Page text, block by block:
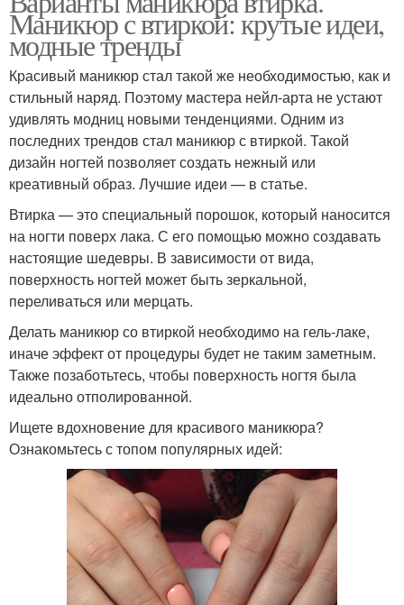
Маникюр с втиркой: крутые идеи,
модные тренды
Красивый маникюр стал такой же необходимостью, как и
стильный наряд. Поэтому мастера нейл-арта не устают
удивлять модниц новыми тенденциями. Одним из
последних трендов стал маникюр с втиркой. Такой
дизайн ногтей позволяет создать нежный или
креативный образ. Лучшие идеи — в статье.
Втирка — это специальный порошок, который наносится
на ногти поверх лака. С его помощью можно создавать
настоящие шедевры. В зависимости от вида,
поверхность ногтей может быть зеркальной,
переливаться или мерцать.
Делать маникюр со втиркой необходимо на гель-лаке,
иначе эффект от процедуры будет не таким заметным.
Также позаботьтесь, чтобы поверхность ногтя была
идеально отполированной.
Ищете вдохновение для красивого маникюра?
Ознакомьтесь с топом популярных идей: